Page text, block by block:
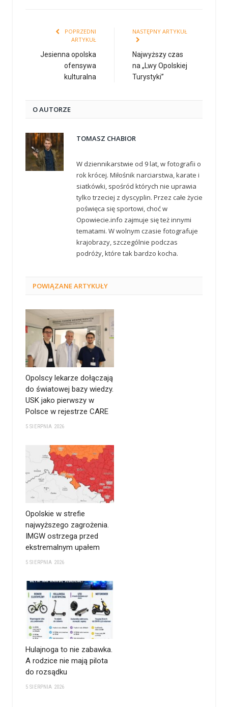
POPRZEDNI
ARTYKUŁ
Jesienna opolska
ofensywa
kulturalna
NASTĘPNY ARTYKUŁ
Najwyższy czas
na „Lwy Opolskiej
Turystyki”
O AUTORZE
TOMASZ CHABIOR
W dziennikarstwie od 9 lat, w fotografii o
rok krócej. Miłośnik narciarstwa, karate i
siatkówki, spośród których nie uprawia
tylko trzeciej z dyscyplin. Przez całe życie
poświęca się sportowi, choć w
Opowiecie.info zajmuje się też innymi
tematami. W wolnym czasie fotografuje
krajobrazy, szczególnie podczas
podróży, które tak bardzo kocha.
POWIĄZANEARTYKUŁY
Opolscy lekarze dołączają
do światowej bazy wiedzy.
USK jako pierwszy w
Polsce w rejestrze CARE
5 SIERPNIA 2026
Opolskie w strefie
najwyższego zagrożenia.
IMGW ostrzega przed
ekstremalnym upałem
5 SIERPNIA 2026
Hulajnoga to nie zabawka.
A rodzice nie mają pilota
do rozsądku
5 SIERPNIA 2026